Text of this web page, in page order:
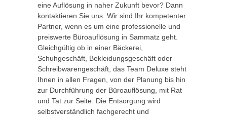
eine Auflösung in naher Zukunft bevor? Dann
kontaktieren Sie uns. Wir sind Ihr kompetenter
Partner, wenn es um eine professionelle und
preiswerte Büroauflösung in Sammatz geht.
Gleichgültig ob in einer Bäckerei,
Schuhgeschäft, Bekleidungsgeschäft oder
Schreibwarengeschäft, das Team Deluxe steht
Ihnen in allen Fragen, von der Planung bis hin
zur Durchführung der Büroauflösung, mit Rat
und Tat zur Seite. Die Entsorgung wird
selbstverständlich fachgerecht und